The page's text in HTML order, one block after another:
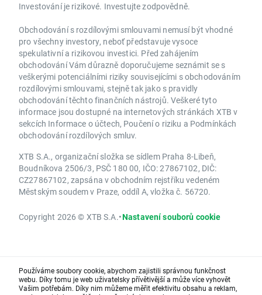
Investování je rizikové. Investujte zodpovědně.
Obchodování s rozdílovými smlouvami nemusí být vhodné
pro všechny investory, neboť představuje vysoce
spekulativní a rizikovou investici. Před zahájením
obchodování Vám důrazně doporučujeme seznámit se s
veškerými potenciálními riziky souvisejícími s obchodováním
rozdílovými smlouvami, stejně tak jako s pravidly
obchodování těchto finančních nástrojů. Veškeré tyto
informace jsou dostupné na internetových stránkách XTB v
sekcích Informace o účtech, Poučení o riziku a Podmínkách
obchodování rozdílových smluv.
XTB S.A., organizační složka se sídlem Praha 8-Libeň,
Boudníkova 2506/3, PSČ 180 00, IČO: 27867102, DIČ:
CZ27867102, zapsána v obchodním rejstříku vedeném
Městským soudem v Praze, oddíl A, vložka č. 56720.
Copyright 2026 © XTB S.A.•Nastavení souborů cookie
Používáme soubory cookie, abychom zajistili správnou funkčnost
webu. Díky tomu je web uživatelsky přívětivější a může více vyhovět
Vašim potřebám. Díky nim můžeme měřit efektivitu obsahu a reklam,